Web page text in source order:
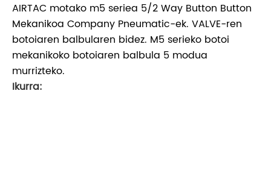
AIRTAC motako m5 seriea 5/2 Way Button Button
Mekanikoa Company Pneumatic-ek. VALVE-ren
botoiaren balbularen bidez. M5 serieko botoi
mekanikoko botoiaren balbula 5 modua
murrizteko.
Ikurra: